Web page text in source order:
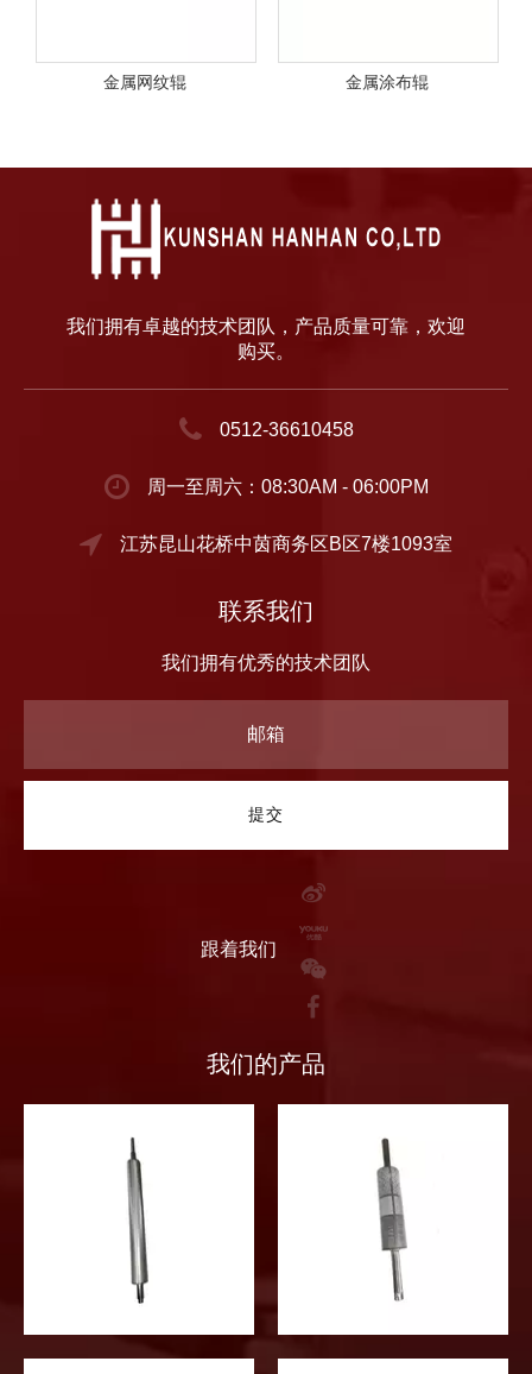
金属网纹辊 金属涂布辊
我们拥有卓越的技术团队，产品质量可靠，欢迎
购买。
0512-36610458
周一至周六：08:30AM - 06:00PM
江苏昆山花桥中茵商务区B区7楼1093室
联系我们
我们拥有优秀的技术团队
提交
跟着我们
我们的产品